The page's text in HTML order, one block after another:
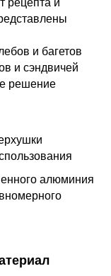
рецепта и
и багетов
и сэндвичей
решение
алюминия